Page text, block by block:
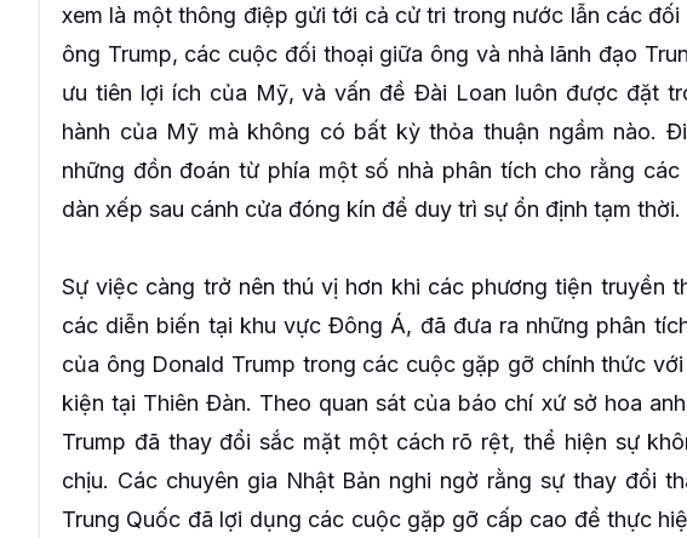
xem là một thông điệp gửi tới cả cử tri trong nước lẫn các
ông Trump, các cuộc đối thoại giữa ông và nhà lãnh đạo
ưu tiên lợi ích của Mỹ, và vấn đề Đài Loan luôn được đặt
hành của Mỹ mà không có bất kỳ thỏa thuận ngầm nào.
những đồn đoán từ phía một số nhà phân tích cho rằng
dàn xếp sau cánh cửa đóng kín để duy trì sự ổn định tạm thời.
Sự việc càng trở nên thú vị hơn khi các phương tiện truyền
các diễn biến tại khu vực Đông Á, đã đưa ra những phân
của ông Donald Trump trong các cuộc gặp gỡ chính thức
kiện tại Thiên Đàn. Theo quan sát của báo chí xứ sở hoa
Trump đã thay đổi sắc mặt một cách rõ rệt, thể hiện sự
chịu. Các chuyên gia Nhật Bản nghi ngờ rằng sự thay đổi
Trung Quốc đã lợi dụng các cuộc gặp gỡ cấp cao để thực